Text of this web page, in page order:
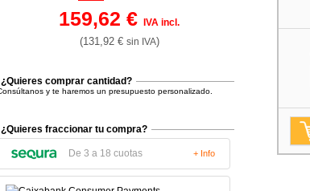
159,62 €IVA incl.
(131,92 € sin IVA)
¿Quieres comprar cantidad?
y te haremos un presupuesto personalizado.
¿Quieres fraccionar tu compra?
De 3 a 18 cuotas + Info